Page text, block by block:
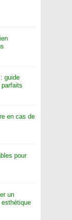
guide
en cas de
pour
un